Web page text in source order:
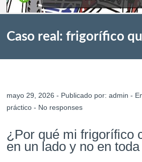
Caso real: frigorífico
mayo 29, 2026 - Publicado por:admin -
práctico - No responses
¿Por qué mi frigorífico
en un lado y no en